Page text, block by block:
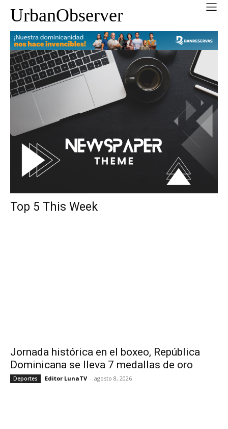
UrbanObserver
Top 5 This Week
Jornada histórica en el boxeo, República
Dominicana se lleva 7 medallas de oro
Deportes Editor LunaTV - agosto 8, 2026